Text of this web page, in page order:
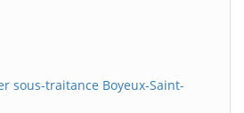
sous-traitance Boyeux-Saint-